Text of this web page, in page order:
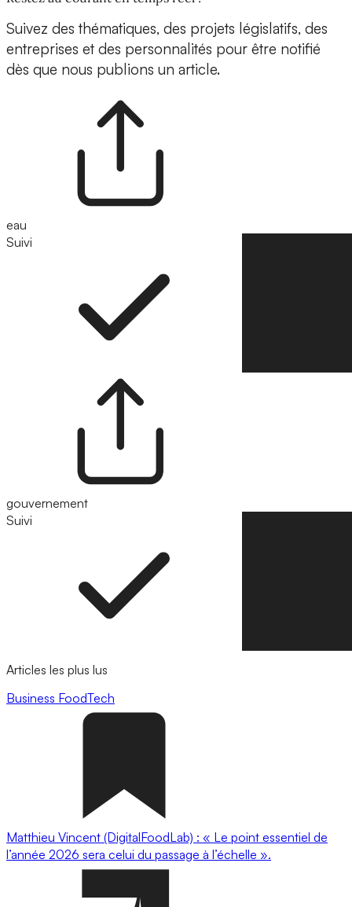
Suivez des thématiques, des projets législatifs, des
entreprises et des personnalités pour être notifié
dès que nous publions un article.
eau
Suivi
gouvernement
Suivi
Articles les plus lus
Business FoodTech
Matthieu Vincent (DigitalFoodLab) : « Le point essentiel de
l’année 2026 sera celui du passage à l’échelle ».